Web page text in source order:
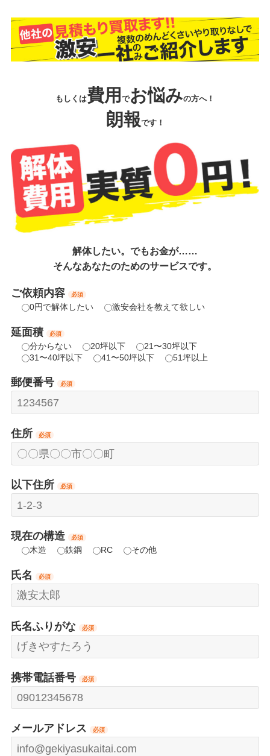
もしくは費用 でお悩みの方へ！
朗報です！
解体したい。でもお金が……
そんなあなたのためのサービスです。
ご依頼内容 必須
0円で解体したい 激安会社を教えて欲しい
延面積 必須
分からない 20坪以下
21〜30坪以下
31〜40坪以下
41〜50坪以下 51坪以上
郵便番号 必須
住所 必須
以下住所 必須
現在の構造 必須
木造 鉄鋼 RC その他
氏名 必須
氏名ふりがな 必須
携帯電話番号 必須
メールアドレス 必須